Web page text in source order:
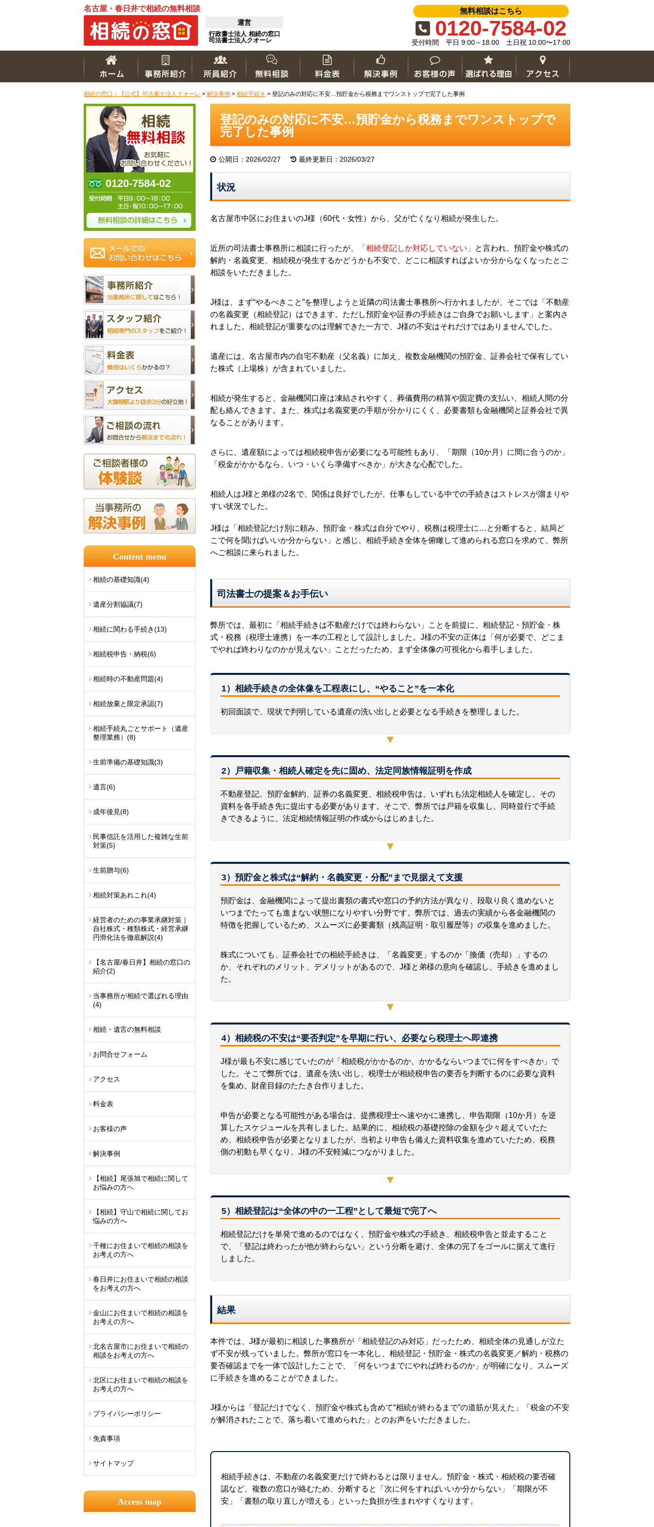
名古屋・春日井で相続の無料相談
運営
行政書士法人 相続の窓口
司法書士法人クオーレ
無料相談はこちら
0120-7584-02
受付時間 平日 9:00～18:00 土日祝 10:00〜17:00
相続の窓口｜【公式】司法書士法人クオーレ > 解決事例 > 相続手続き > 登記のみの対応に不安…預貯金から税務までワンストップで完了した事例
登記のみの対応に不安…預貯金から税務までワンストップで
完了した事例
公開日：2026/02/27 最終更新日：2026/03/27
状況
名古屋市中区にお住まいのJ様（60代・女性）から、父が亡くなり相続が発生した。
近所の司法書士事務所に相談に行ったが、 「相続登記しか対応していない」
と言われ、預貯金や株式の
解約・名義変更、相続税が発生するかどうかも不安で、どこに相談すればよいか分からなくなったとご
相談をいただきました。
J様は、まず“やるべきこと”を整理しようと近隣の司法書士事務所へ行かれましたが、そこでは「不動産
の名義変更（相続登記）はできます。ただし預貯金や証券の手続きはご自身でお願いします」と案内さ
れました。相続登記が重要なのは理解できた一方で、J様の不安はそれだけではありませんでした。
遺産には、名古屋市内の自宅不動産（父名義）に加え、複数金融機関の預貯金、証券会社で保有してい
た株式（上場株）が含まれていました。
相続が発生すると、金融機関口座は凍結されやすく、葬儀費用の精算や固定費の支払い、相続人間の分
配も絡んできます。また、株式は名義変更の手順が分かりにくく、必要書類も金融機関と証券会社で異
なることがあります。
さらに、遺産額によっては相続税申告が必要になる可能性もあり、「期限（10か月）に間に合うのか」
「税金がかかるなら、いつ・いくら準備すべきか」が大きな心配でした。
相続人はJ様と弟様の2名で、関係は良好でしたが、仕事もしている中での手続きはストレスが溜まりや
すい状況でした。
J様は「相続登記だけ別に頼み、預貯金・株式は自分でやり、税務は税理士に…と分断すると、結局ど
こで何を聞けばいいか分からない」と感じ、相続手続き全体を俯瞰して進められる窓口を求めて、弊所
へご相談に来られました。
司法書士の提案＆お手伝い
弊所では、最初に「相続手続きは不動産だけでは終わらない」ことを前提に、相続登記・預貯金・株
式・税務（税理士連携）を一本の工程として設計しました。J様の不安の正体は「何が必要で、どこま
でやれば終わりなのかが見えない」ことだったため、まず全体像の可視化から着手しました。
1）相続手続きの全体像を工程表にし、“やること”を一本化
初回面談で、現状で判明している遺産の洗い出しと必要となる手続きを整理しました。
▼
2）戸籍収集・相続人確定を先に固め、法定同族情報証明を作成
不動産登記、預貯金解約、証券の名義変更、相続税申告は、いずれも法定相続人を確定し、その
資料を各手続き先に提出する必要があります。そこで、弊所では戸籍を収集し、同時並行で手続
きできるように、法定相続情報証明の作成からはじめました。
▼
3）預貯金と株式は“解約・名義変更・分配”まで見据えて支援
預貯金は、金融機関によって提出書類の書式や窓口の予約方法が異なり、段取り良く進めないと
いつまでたっても進まない状態になりやすい分野です。弊所では、過去の実績から各金融機関の
特徴を把握しているため、スムーズに必要書類（残高証明・取引履歴等）の収集を進めました。
株式についても、証券会社での相続手続きは、「名義変更」するのか「換価（売却）」するの
か、それぞれのメリット、デメリットがあるので、J様と弟様の意向を確認し、手続きを進めまし
た。
▼
4）相続税の不安は“要否判定”を早期に行い、必要なら税理士へ即連携
J様が最も不安に感じていたのが「相続税がかかるのか、かかるならいつまでに何をすべきか」で
した。そこで弊所では、遺産を洗い出し、税理士が相続税申告の要否を判断するのに必要な資料
を集め、財産目録のたたき台作りました。
申告が必要となる可能性がある場合は、提携税理士へ速やかに連携し、申告期限（10か月）を逆
算したスケジュールを共有しました。結果的に、相続税の基礎控除の金額を少々超えていたた
め、相続税申告が必要となりましたが、当初より申告も備えた資料収集を進めていたため、税務
側の初動も早くなり、J様の不安軽減につながりました。
▼
5）相続登記は“全体の中の一工程”として最短で完了へ
相続登記だけを単発で進めるのではなく、預貯金や株式の手続き、相続税申告と並走すること
で、「登記は終わったが他が終わらない」という分断を避け、全体の完了をゴールに据えて進行
しました。
結果
本件では、J様が最初に相談した事務所が「相続登記のみ対応」だったため、相続全体の見通しが立た
ず不安が残っていました。弊所が窓口を一本化し、相続登記・預貯金・株式の名義変更／解約・税務の
要否確認までを一体で設計したことで、「何をいつまでにやれば終わるのか」が明確になり、スムーズ
に手続きを進めることができました。
J様からは「登記だけでなく、預貯金や株式も含めて“相続が終わるまで”の道筋が見えた」「税金の不安
が解消されたことで、落ち着いて進められた」とのお声をいただきました。
相続手続きは、不動産の名義変更だけで終わるとは限りません。預貯金・株式・相続税の要否確
認など、複数の窓口が絡むため、分断すると「次に何をすればいいか分からない」「期限が不
安」「書類の取り直しが増える」といった負担が生まれやすくなります。
0120-7584-02
Content menu
相続の基礎知識(4)
遺産分割協議(7)
相続に関わる手続き(13)
相続税申告・納税(6)
相続時の不動産問題(4)
相続放棄と限定承認(7)
相続手続丸ごとサポート（遺産
整理業務） (8)
生前準備の基礎知識(3)
遺言(6)
成年後見(8)
民事信託を活用した複雑な生前
対策(5)
生前贈与(6)
相続対策あれこれ(4)
経営者のための事業承継対策｜
自社株式・種類株式・経営承継
円滑化法を徹底解説(4)
【名古屋/春日井】相続の窓口の
紹介(2)
当事務所が相続で選ばれる理由
(4)
相続・遺言の無料相談
お問合せフォーム
アクセス
料金表
お客様の声
解決事例
【相続】尾張旭で相続に関して
お悩みの方へ
【相続】守山で相続に関してお
悩みの方へ
千種にお住まいで相続の相談を
お考えの方へ
春日井にお住まいで相続の相談
をお考えの方へ
金山にお住まいで相続の相談を
お考えの方へ
北名古屋市にお住まいで相続の
相談をお考えの方へ
北区にお住まいで相続の相談を
お考えの方へ
プライバシーポリシー
免責事項
サイトマップ
Access map